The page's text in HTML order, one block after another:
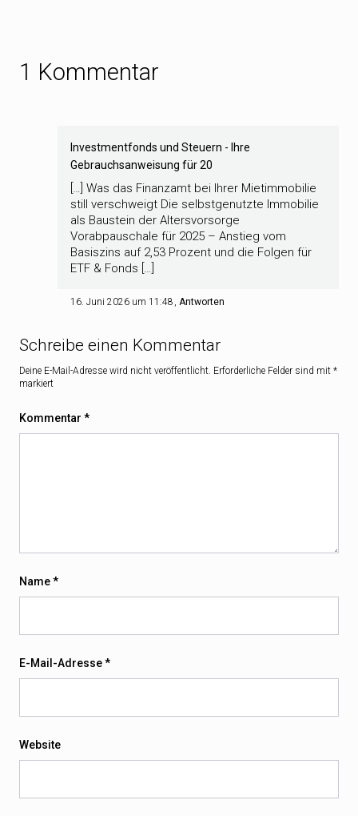
1 Kommentar
Investmentfonds und Steuern - Ihre
Gebrauchsanweisung für 20
[…] Was das Finanzamt bei Ihrer Mietimmobilie
still verschweigt Die selbstgenutzte Immobilie
als Baustein der Altersvorsorge
Vorabpauschale für 2025 – Anstieg vom
Basiszins auf 2,53 Prozent und die Folgen für
ETF & Fonds […]
16. Juni 2026 um 11:48 Antworten
Schreibe einen Kommentar
Deine E-Mail-Adresse wird nicht veröffentlicht. Erforderliche Felder sind mit *
markiert
Kommentar *
Name*
E-Mail-Adresse*
Website